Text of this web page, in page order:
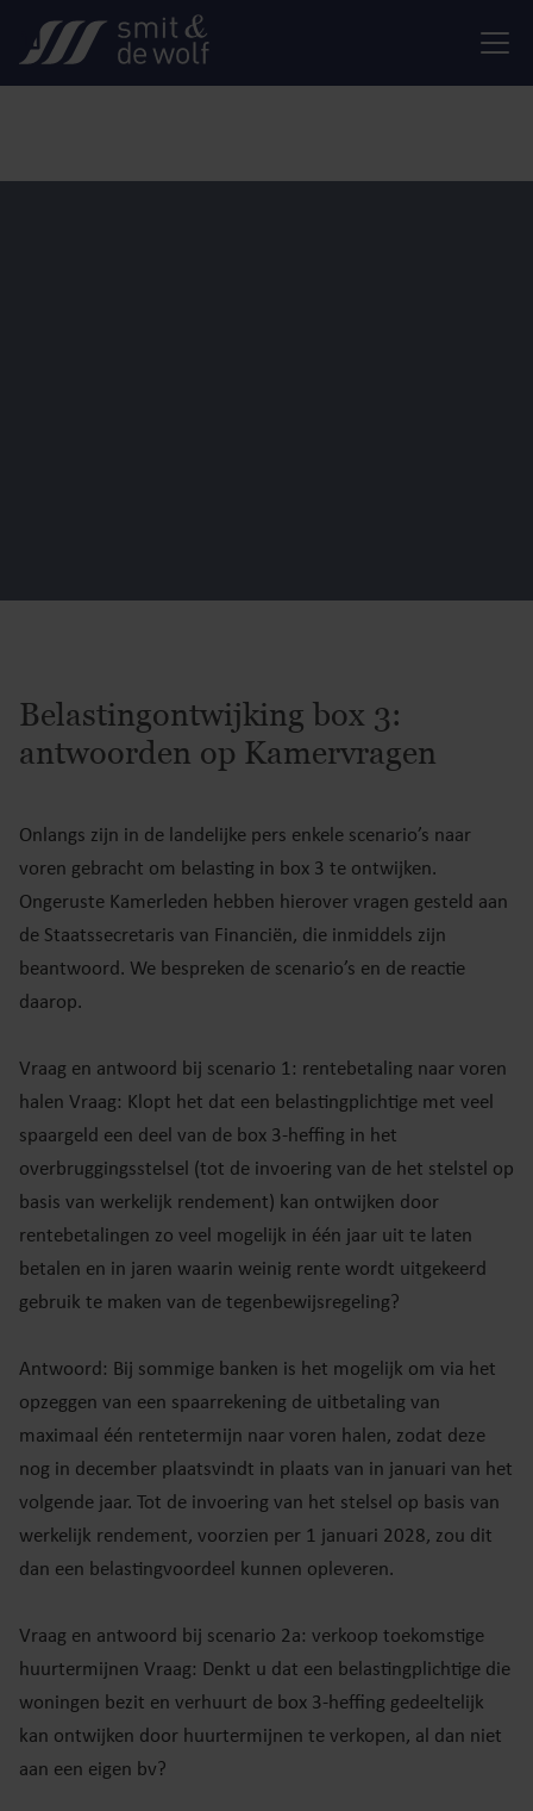
Belastingontwijking box 3:
antwoorden op Kamervragen
Onlangs zijn in de landelijke pers enkele scenario’s naar
voren gebracht om belasting in box 3 te ontwijken.
Ongeruste Kamerleden hebben hierover vragen gesteld aan
de Staatssecretaris van Financiën, die inmiddels zijn
beantwoord. We bespreken de scenario’s en de reactie
daarop.
Vraag en antwoord bij scenario 1: rentebetaling naar voren
halen Vraag: Klopt het dat een belastingplichtige met veel
spaargeld een deel van de box 3-heffing in het
overbruggingsstelsel (tot de invoering van de het stelstel op
basis van werkelijk rendement) kan ontwijken door
rentebetalingen zo veel mogelijk in één jaar uit te laten
betalen en in jaren waarin weinig rente wordt uitgekeerd
gebruik te maken van de tegenbewijsregeling?
Antwoord: Bij sommige banken is het mogelijk om via het
opzeggen van een spaarrekening de uitbetaling van
maximaal één rentetermijn naar voren halen, zodat deze
nog in december plaatsvindt in plaats van in januari van het
volgende jaar. Tot de invoering van het stelsel op basis van
werkelijk rendement, voorzien per 1 januari 2028, zou dit
dan een belastingvoordeel kunnen opleveren.
Vraag en antwoord bij scenario 2a: verkoop toekomstige
huurtermijnen Vraag: Denkt u dat een belastingplichtige die
woningen bezit en verhuurt de box 3-heffing gedeeltelijk
kan ontwijken door huurtermijnen te verkopen, al dan niet
aan een eigen bv?